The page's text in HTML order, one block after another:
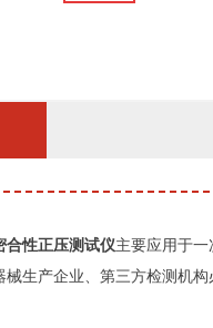
合性正压测试仪主要应用于
生产企业、第三方检测机构